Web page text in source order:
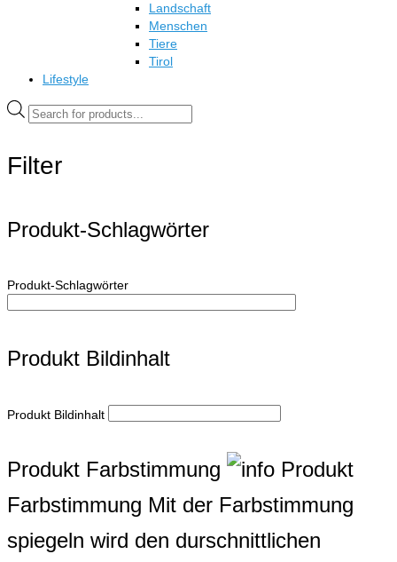
Landschaft
Menschen
Tiere
Tirol
Lifestyle
Products
search
Filter
Produkt-Schlagwörter
Produkt-Schlagwörter
Produkt Bildinhalt
Produkt Bildinhalt
Produkt Farbstimmung
Produkt
Farbstimmung Mit der Farbstimmung
spiegeln wird den durschnittlichen